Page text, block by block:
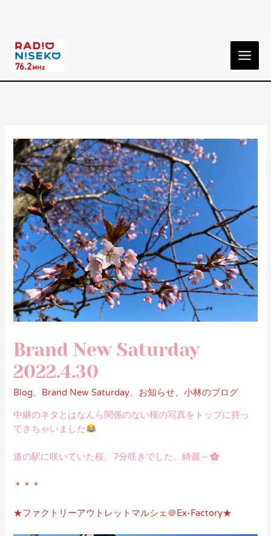
Brand New Saturday
2022.4.30
Blog、 Brand New Saturday、 お知らせ、小林のブログ
中継のネタとはなんら関係のない桜の写真をトップに持っ
てきちゃいました
道の駅に咲いていた桜、7分咲きでした。綺麗～
＊＊＊
★ファクトリーアウトレットマルシェ＠Ex-Factory★